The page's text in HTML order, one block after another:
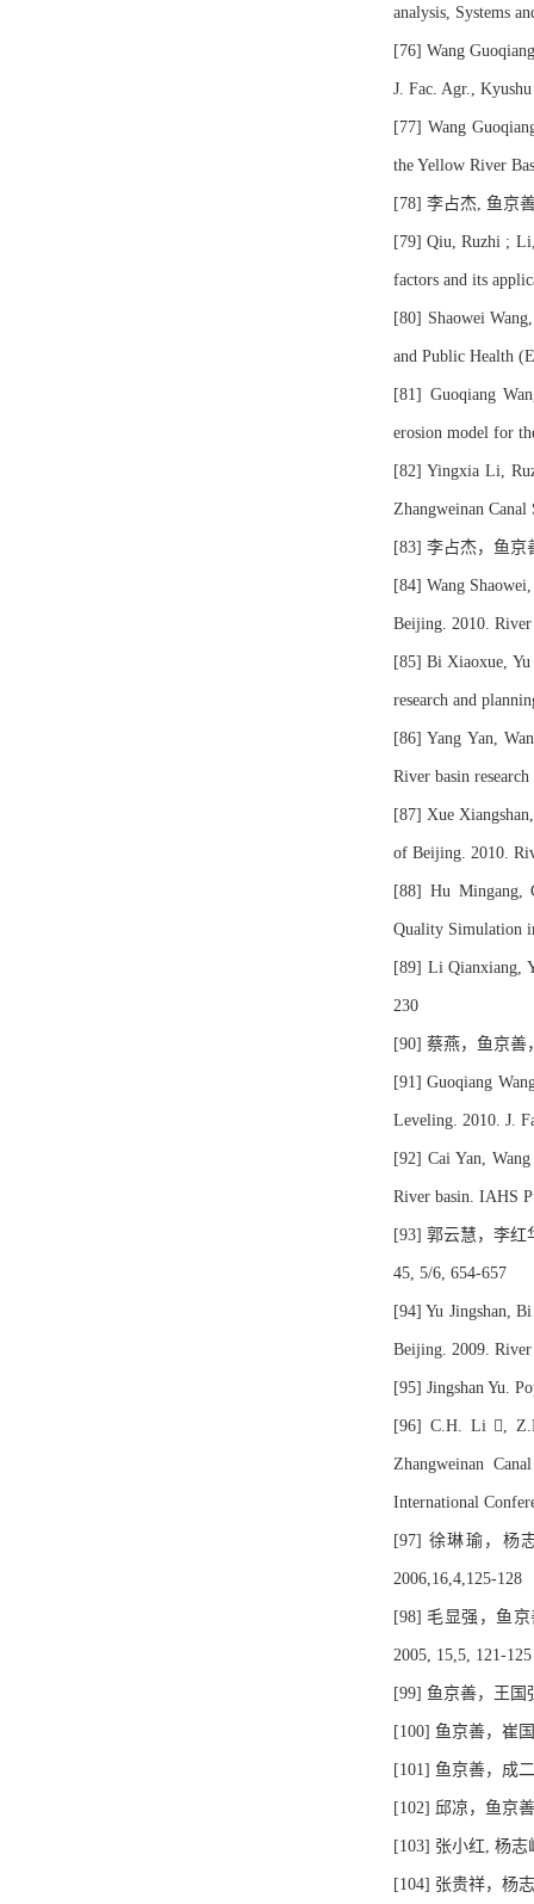
analysis, Systems
[76] Wang
J. Fac. Agr.,
[77] Wang
the Yellow River
[78] 李占杰, 鱼京
[79] Qiu, Ruzhi ; Li,
factors and its
[80] Shaowei
and Public Health
[81] Guoqiang
erosion model for
[82] Yingxia Li,
Zhangweinan
[83] 李占杰，鱼京
[84] Wang
Beijing. 2010. River
[85] Bi Xiaoxue,
research and
[86] Yang Yan,
River basin
[87] Xue
of Beijing. 2010.
[88] Hu Mingang,
Quality Simulation
[89] Li Qianxiang,
230
[90] 蔡燕，鱼京善
[91] Guoqiang
Leveling. 2010. J.
[92] Cai Yan,
River basin. IAHS
[93] 郭云慧，李红
45, 5/6, 654-657
[94] Yu Jingshan,
Beijing. 2009. River
[95] Jingshan Yu.
[96] C.H. Li ,
Zhangweinan
International
[97] 徐琳瑜，杨
2006,16,4,125-128
[98] 毛显强，鱼
2005, 15,5, 121-125
[99] 鱼京善，王国
[100] 鱼京善，崔
[101] 鱼京善，成
[102] 邱凉，鱼京
[103] 张小红, 杨
[104] 张贵祥，杨